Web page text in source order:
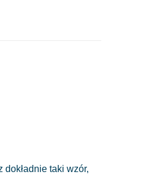
taki wzór,